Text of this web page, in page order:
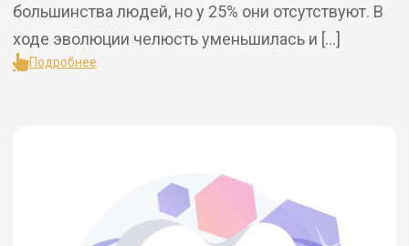
большинства людей, но у 25% они отсутствуют. В
ходе эволюции челюсть уменьшилась и […]
Подробнее